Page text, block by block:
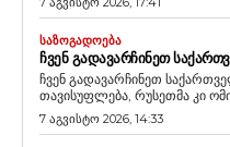
ᲡᲐᲖᲝᲒᲐᲓᲝᲔᲑᲐ
ᲩᲕᲔᲜ ᲒᲐᲓᲐᲕᲐᲠᲩᲘᲜᲔᲗ
ჩვენ გადავარჩინეთ
თავისუფლება, რუსეთმა კი
7 აგვისტო 2026, 14:33